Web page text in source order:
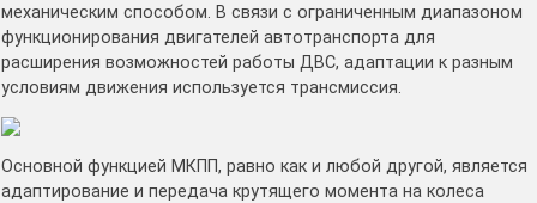
механическим способом. В связи с ограниченным диапазоном
функционирования двигателей автотранспорта для
расширения возможностей работы ДВС, адаптации к разным
условиям движения используется трансмиссия.
Основной функцией МКПП, равно как и любой другой, является
адаптирование и передача крутящего момента на колеса